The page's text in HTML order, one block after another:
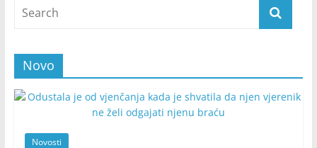
Novo
Novosti